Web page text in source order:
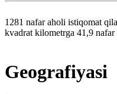
1281 nafar aholi istiqomat
kvadrat kilometrga 41,9 nafar
Geografiyasi